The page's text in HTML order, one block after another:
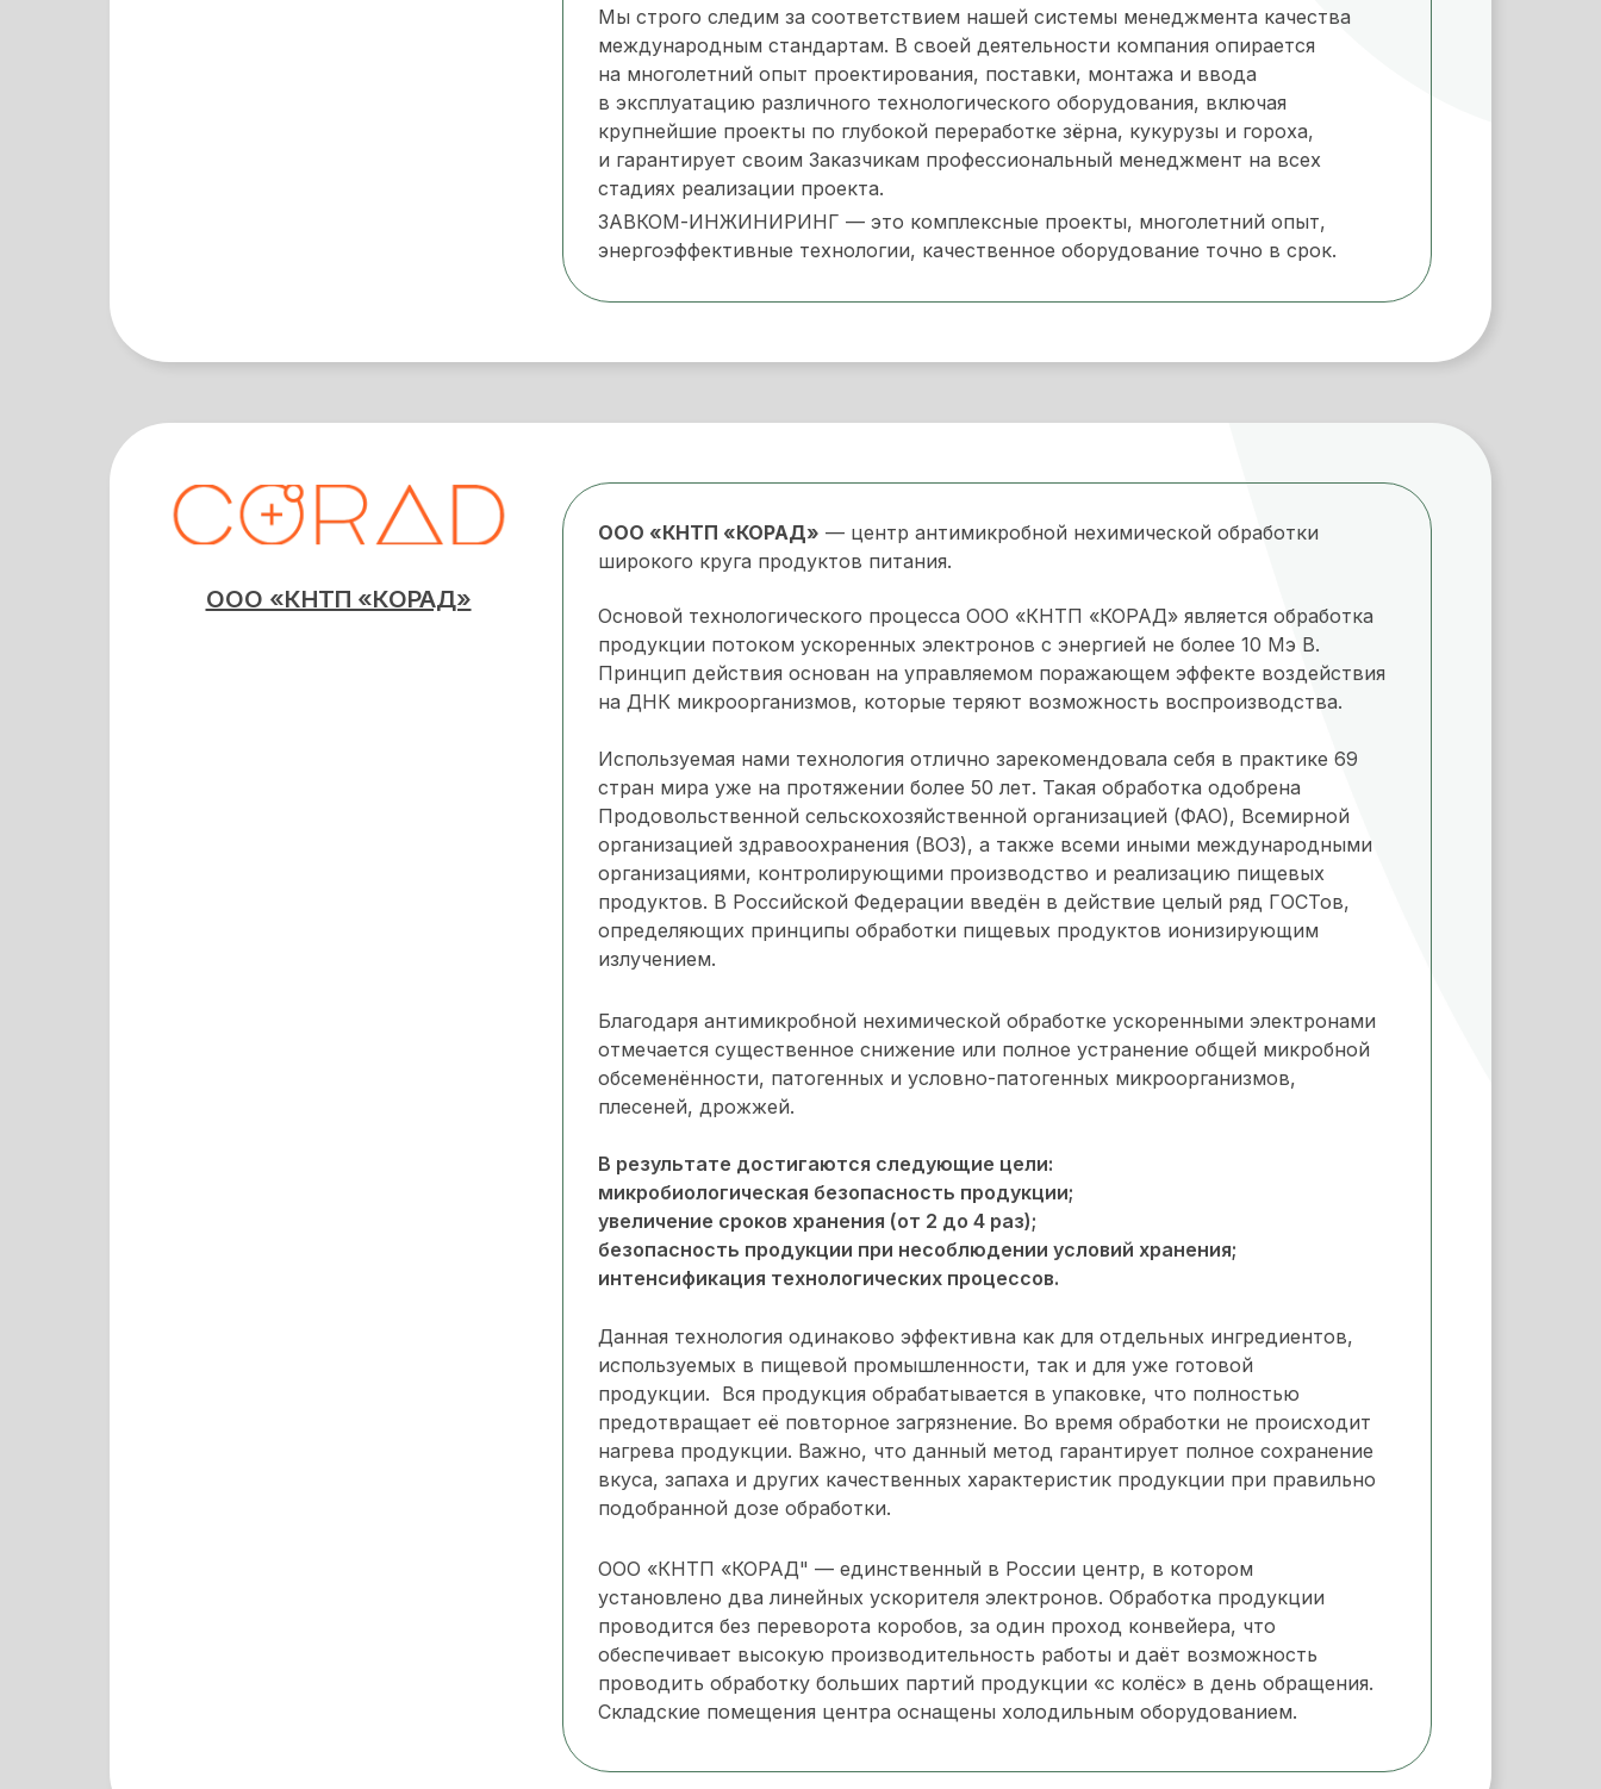
ЗАВКОМ-ИНЖИНИРИНГ — это комплексные проекты, многолетний опыт,
энергоэффективные технологии, качественное оборудование точно в срок.
Мы строго следим за соответствием нашей системы менеджмента качества
международным стандартам. В своей деятельности компания опирается
на многолетний опыт проектирования, поставки, монтажа и ввода
в эксплуатацию различного технологического оборудования, включая
крупнейшие проекты по глубокой переработке зёрна, кукурузы и гороха,
и гарантирует своим Заказчикам профессиональный менеджмент на всех
стадиях реализации проекта.
ООО «КНТП «КОРАД»
ООО «КНТП «КОРАД" — единственный в России центр, в котором
установлено два линейных ускорителя электронов. Обработка продукции
проводится без переворота коробов, за один проход конвейера, что
обеспечивает высокую производительность работы и даёт возможность
проводить обработку больших партий продукции «с колёс» в день обращения.
Складские помещения центра оснащены холодильным оборудованием.
Данная технология одинаково эффективна как для отдельных ингредиентов,
используемых в пищевой промышленности, так и для уже готовой
продукции. Вся продукция обрабатывается в упаковке, что полностью
предотвращает её повторное загрязнение. Во время обработки не происходит
нагрева продукции. Важно, что данный метод гарантирует полное сохранение
вкуса, запаха и других качественных характеристик продукции при правильно
подобранной дозе обработки.
В результате достигаются следующие цели:
микробиологическая безопасность продукции;
увеличение сроков хранения (от 2 до 4 раз);
безопасность продукции при несоблюдении условий хранения;
интенсификация технологических процессов.
Благодаря антимикробной нехимической обработке ускоренными электронами
отмечается существенное снижение или полное устранение общей микробной
обсеменённости, патогенных и условно-патогенных микроорганизмов,
плесеней, дрожжей.
Используемая нами технология отлично зарекомендовала себя в практике 69
стран мира уже на протяжении более 50 лет. Такая обработка одобрена
Продовольственной сельскохозяйственной организацией (ФАО), Всемирной
организацией здравоохранения (ВОЗ), а также всеми иными международными
организациями, контролирующими производство и реализацию пищевых
продуктов. В Российской Федерации введён в действие целый ряд ГОСТов,
определяющих принципы обработки пищевых продуктов ионизирующим
излучением.
Основой технологического процесса ООО «КНТП «КОРАД» является обработка
продукции потоком ускоренных электронов с энергией не более 10 Мэ В.
Принцип действия основан на управляемом поражающем эффекте воздействия
на ДНК микроорганизмов, которые теряют возможность воспроизводства.
ООО «КНТП «КОРАД» — центр антимикробной нехимической обработки
широкого круга продуктов питания.